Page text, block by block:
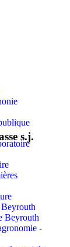
Beyrouth
Beyrouth
-
s.j.